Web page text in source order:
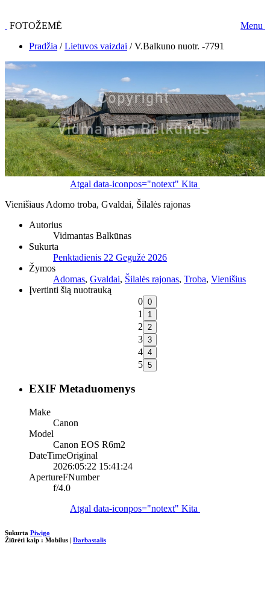
FOTOŽEMĖ
Menu
Pradžia /Lietuvos vaizdai /V.Balkuno nuotr. -7791
Atgal data-iconpos="notext" Kita
Vienišiaus Adomo troba, Gvaldai, Šilalės rajonas
Autorius
Vidmantas Balkūnas
Sukurta
Penktadienis 22 Gegužė 2026
Žymos
Adomas, Gvaldai, Šilalės rajonas, Troba, Vienišius
Įvertinti šią nuotrauką
0
1
2
3
4
5
EXIF Metaduomenys
Make
Canon
Model
Canon EOS R6m2
DateTimeOriginal
2026:05:22 15:41:24
ApertureFNumber
f/4.0
Atgal data-iconpos="notext" Kita
Sukurta Piwigo
Žiūrėti kaip : Mobilus | Darbastalis